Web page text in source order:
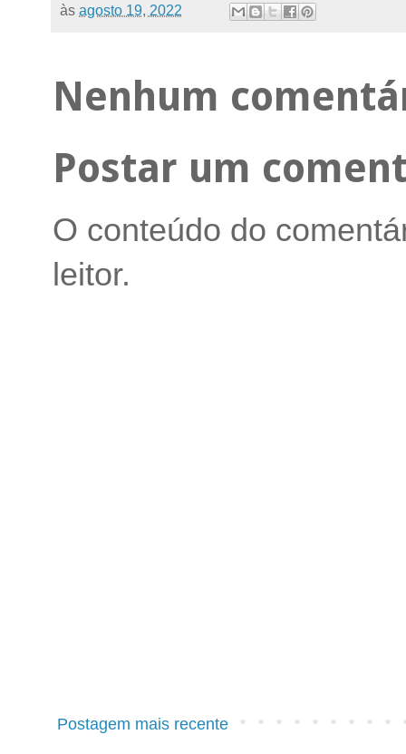
às agosto 19, 2022
Nenhum
Postar um
O conteúdo do
leitor.
Postagem mais recente